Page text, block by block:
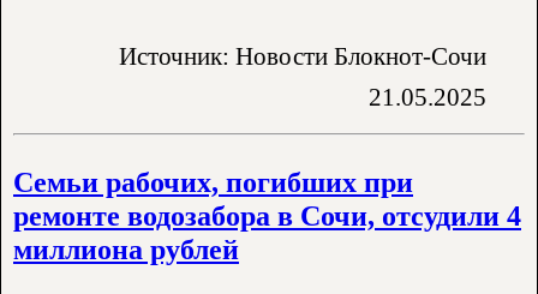
Источник: Новости Блокнот-Сочи
21.05.2025
Семьи рабочих, погибших при
ремонте водозабора в Сочи, отсудили 4
миллиона рублей